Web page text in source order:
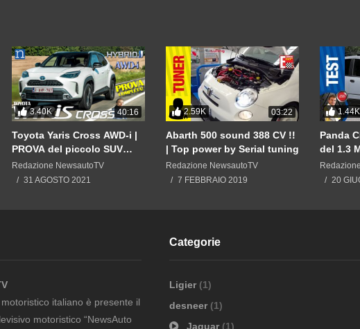
elaborare4x4.com
3.40K 40:16
Toyota Yaris Cross AWD-i |
PROVA del piccolo SUV
ibrido a trazione integrale
INTELLIGENTE anche 2WD
Redazione NewsautoTV
31 AGOSTO 2021
2.59K 03:22
Abarth 500 sound 388 CV !!
| Top power by Serial tuning
Redazione NewsautoTV
7 FEBBRAIO 2019
1.44K
Panda
del 1.3
20
italiano è presente il
motoristico “NewsAuto
Categorie
Ligier (1)
desneer (1)
Jaguar (1)